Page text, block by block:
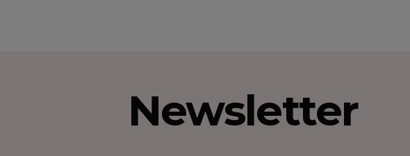
Newsletter